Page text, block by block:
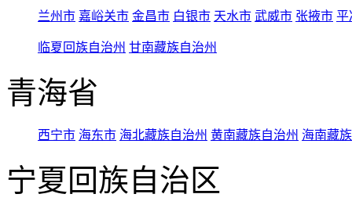
兰州市 嘉峪关市 金昌市 白银市 天水市 武威市 张掖市 平
临夏回族自治州 甘南藏族自治州
青海省
西宁市 海东市 海北藏族自治州 黄南藏族自治州 海南藏
宁夏回族自治区